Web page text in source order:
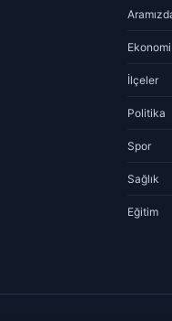
Ekonomi
İlçeler
Politika
Spor
Sağlık
Eğitim